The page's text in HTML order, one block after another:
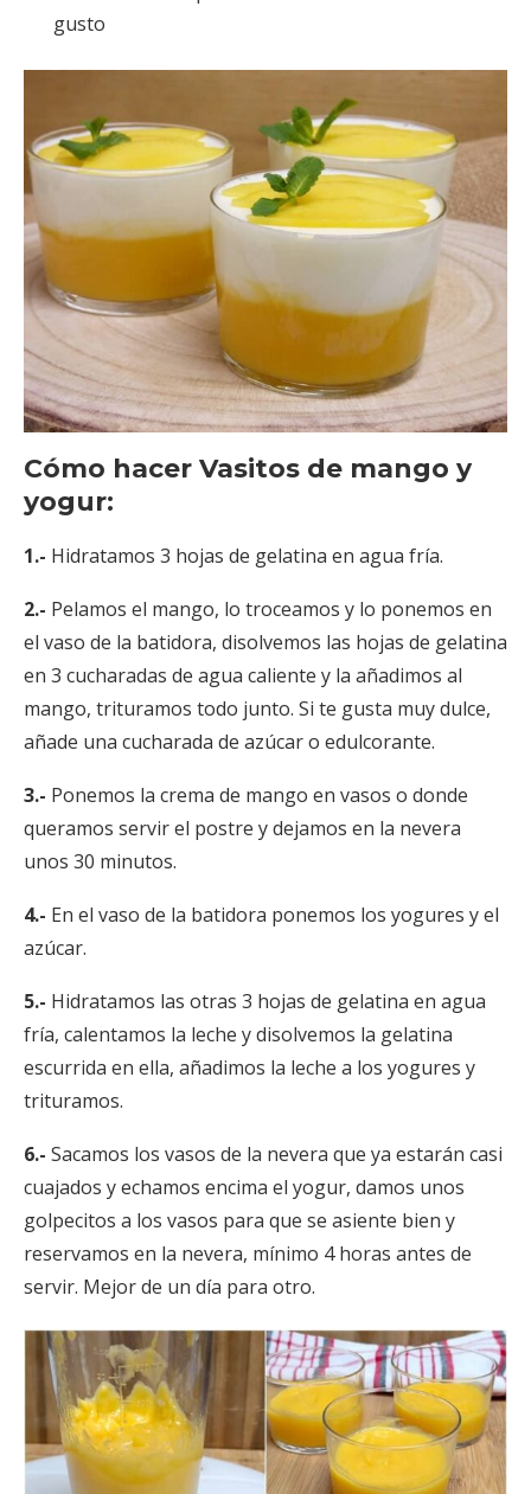
gusto
Cómo hacer Vasitos de mango y
yogur:
1.- Hidratamos 3 hojas de gelatina en agua fría.
2.- Pelamos el mango, lo troceamos y lo ponemos en
el vaso de la batidora, disolvemos las hojas de gelatina
en 3 cucharadas de agua caliente y la añadimos al
mango, trituramos todo junto. Si te gusta muy dulce,
añade una cucharada de azúcar o edulcorante.
3.- Ponemos la crema de mango en vasos o donde
queramos servir el postre y dejamos en la nevera
unos 30 minutos.
4.- En el vaso de la batidora ponemos los yogures y el
azúcar.
5.- Hidratamos las otras 3 hojas de gelatina en agua
fría, calentamos la leche y disolvemos la gelatina
escurrida en ella, añadimos la leche a los yogures y
trituramos.
6.- Sacamos los vasos de la nevera que ya estarán casi
cuajados y echamos encima el yogur, damos unos
golpecitos a los vasos para que se asiente bien y
reservamos en la nevera, mínimo 4 horas antes de
servir. Mejor de un día para otro.